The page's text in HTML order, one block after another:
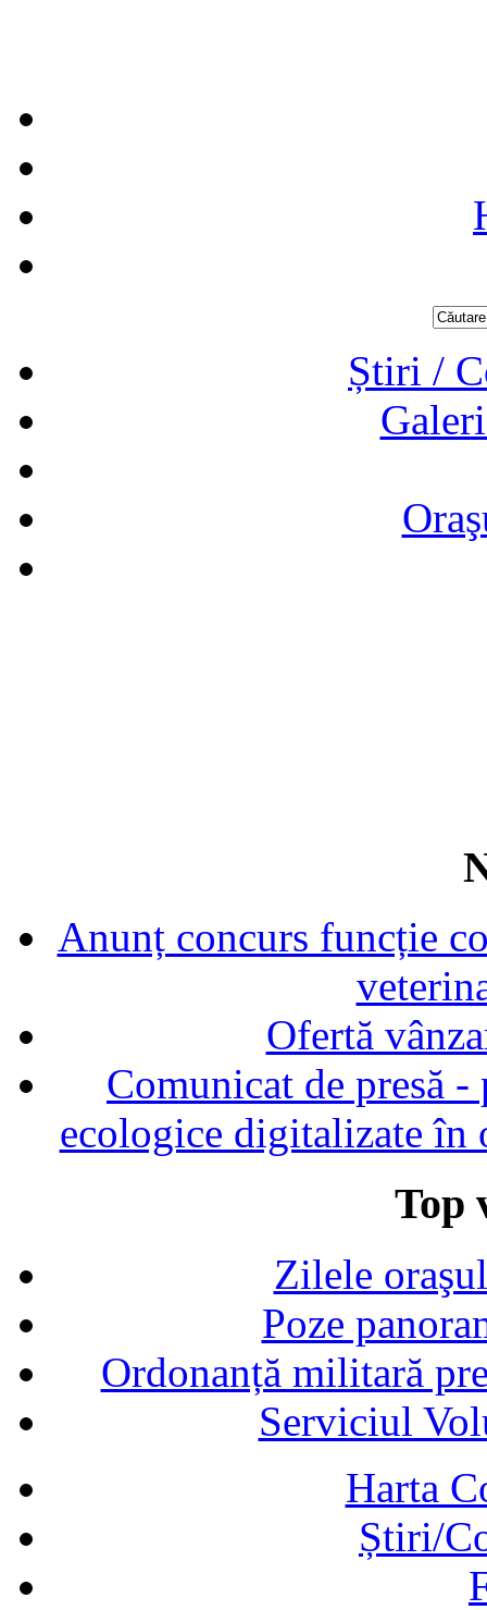
Știri /
Anunț concurs funcție
Ofertă
Comunicat de presă
ecologice digitalizate în
Top
Zilele
Poze
Ordonanță militară
Serviciul
Harta
Știri/